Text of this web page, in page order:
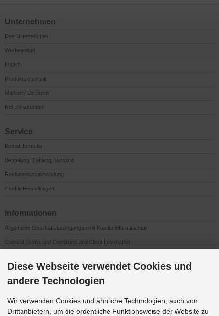
Unternehmen
Das Unternehmen
Werbeartikel
Logistik
Produktsicherheit
Marken / Lizenzen
Referenzkunden
Service
Kontaktformular
Bestellung, Zahlung, Versand
Reklamationsabwicklung
Cookie Einstellungen
Informationen
Allgemeine Geschäftsbedingungen mit Kundeninformationen
General Terms and Conditions and Client Information
Impressum
Datenschutzerklärung
Anfahrt
Diese Webseite verwendet Cookies und
andere Technologien
Wir verwenden Cookies und ähnliche Technologien, auch von
Drittanbietern, um die ordentliche Funktionsweise der Website zu